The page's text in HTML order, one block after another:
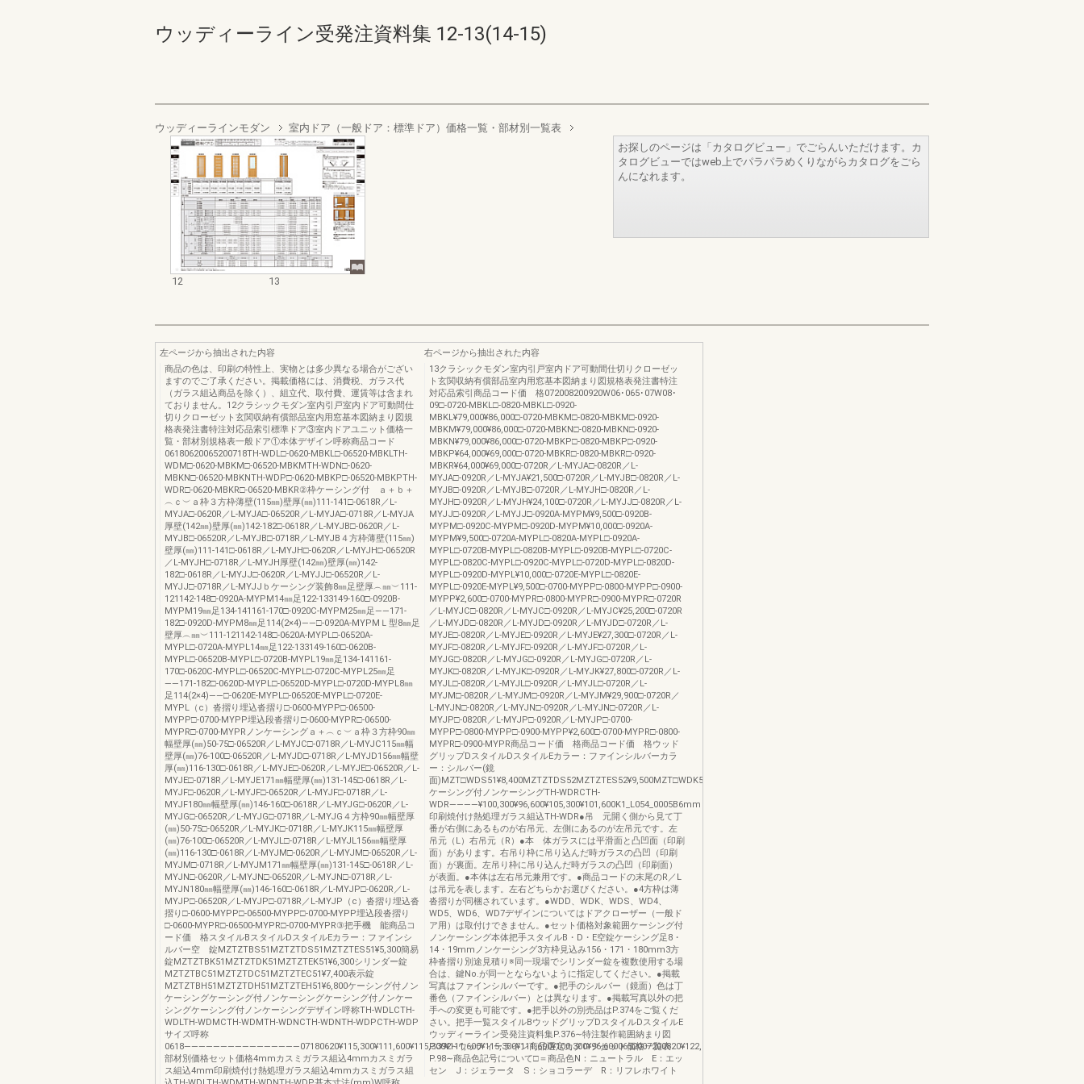
ウッディーライン受発注資料集 12-13(14-15)
ウッディーラインモダン 室内ドア（一般ドア：標準ドア）価格一覧・部材別一覧表
12 13
お探しのページは「カタログビュー」でごらんいただけます。カ
タログビューではweb上でパラパラめくりながらカタログをごら
んになれます。
左ページから抽出された内容
商品の色は、印刷の特性上、実物とは多少異なる場合がござい
ますのでご了承ください。掲載価格には、消費税、ガラス代
（ガラス組込商品を除く）、組立代、取付費、運賃等は含まれ
ておりません。12クラシックモダン室内引戸室内ドア可動間仕
切りクローゼット玄関収納有償部品室内用窓基本図納まり図規
格表発注書特注対応品索引標準ドア③室内ドアユニット価格一
覧・部材別規格表一般ドア①本体デザイン呼称商品コード
06180620065200718TH-WDL□-0620-MBKL□-06520-MBKLTH-
WDM□-0620-MBKM□-06520-MBKMTH-WDN□-0620-
MBKN□-06520-MBKNTH-WDP□-0620-MBKP□-06520-MBKPTH-
WDR□-0620-MBKR□-06520-MBKR②枠ケーシング付 ａ＋ｂ＋
︵ｃ︶ａ枠３方枠薄壁(115㎜)壁厚(㎜)111-141□-0618R／L-
MYJA□-0620R／L-MYJA□-06520R／L-MYJA□-0718R／L-MYJA
厚壁(142㎜)壁厚(㎜)142-182□-0618R／L-MYJB□-0620R／L-
MYJB□-06520R／L-MYJB□-0718R／L-MYJB４方枠薄壁(115㎜)
壁厚(㎜)111-141□-0618R／L-MYJH□-0620R／L-MYJH□-06520R
／L-MYJH□-0718R／L-MYJH厚壁(142㎜)壁厚(㎜)142-
182□-0618R／L-MYJJ□-0620R／L-MYJJ□-06520R／L-
MYJJ□-0718R／L-MYJJｂケーシング装飾8㎜足壁厚︵㎜︶111-
121142-148□-0920A-MYPM14㎜足122-133149-160□-0920B-
MYPM19㎜足134-141161-170□-0920C-MYPM25㎜足――171-
182□-0920D-MYPM8㎜足114(2×4)――□-0920A-MYPMＬ型8㎜足
壁厚︵㎜︶111-121142-148□-0620A-MYPL□-06520A-
MYPL□-0720A-MYPL14㎜足122-133149-160□-0620B-
MYPL□-06520B-MYPL□-0720B-MYPL19㎜足134-141161-
170□-0620C-MYPL□-06520C-MYPL□-0720C-MYPL25㎜足
――171-182□-0620D-MYPL□-06520D-MYPL□-0720D-MYPL8㎜
足114(2×4)――□-0620E-MYPL□-06520E-MYPL□-0720E-
MYPL（c）沓摺り埋込沓摺り□-0600-MYPP□-06500-
MYPP□-0700-MYPP埋込段沓摺り□-0600-MYPR□-06500-
MYPR□-0700-MYPRノンケーシングａ＋︵ｃ︶ａ枠３方枠90㎜
幅壁厚(㎜)50-75□-06520R／L-MYJC□-0718R／L-MYJC115㎜幅
壁厚(㎜)76-100□-06520R／L-MYJD□-0718R／L-MYJD156㎜幅壁
厚(㎜)116-130□-0618R／L-MYJE□-0620R／L-MYJE□-06520R／L-
MYJE□-0718R／L-MYJE171㎜幅壁厚(㎜)131-145□-0618R／L-
MYJF□-0620R／L-MYJF□-06520R／L-MYJF□-0718R／L-
MYJF180㎜幅壁厚(㎜)146-160□-0618R／L-MYJG□-0620R／L-
MYJG□-06520R／L-MYJG□-0718R／L-MYJG４方枠90㎜幅壁厚
(㎜)50-75□-06520R／L-MYJK□-0718R／L-MYJK115㎜幅壁厚
(㎜)76-100□-06520R／L-MYJL□-0718R／L-MYJL156㎜幅壁厚
(㎜)116-130□-0618R／L-MYJM□-0620R／L-MYJM□-06520R／L-
MYJM□-0718R／L-MYJM171㎜幅壁厚(㎜)131-145□-0618R／L-
MYJN□-0620R／L-MYJN□-06520R／L-MYJN□-0718R／L-
MYJN180㎜幅壁厚(㎜)146-160□-0618R／L-MYJP□-0620R／L-
MYJP□-06520R／L-MYJP□-0718R／L-MYJP（c）沓摺り埋込沓
摺り□-0600-MYPP□-06500-MYPP□-0700-MYPP埋込段沓摺り
□-0600-MYPR□-06500-MYPR□-0700-MYPR③把手機 能商品コ
ード価 格スタイルBスタイルDスタイルEカラー：ファインシ
ルバー空 錠MZTZTBS51MZTZTDS51MZTZTES51¥5,300簡易
錠MZTZTBK51MZTZTDK51MZTZTEK51¥6,300シリンダー錠
MZTZTBC51MZTZTDC51MZTZTEC51¥7,400表示錠
MZTZTBH51MZTZTDH51MZTZTEH51¥6,800ケーシング付ノン
ケーシングケーシング付ノンケーシングケーシング付ノンケー
シングケーシング付ノンケーシングデザイン呼称TH-WDLCTH-
WDLTH-WDMCTH-WDMTH-WDNCTH-WDNTH-WDPCTH-WDP
サイズ呼称
0618――――――――――――――――07180620¥115,300¥111,600¥115,300¥111,600¥115,300¥111,600¥100,300¥96,6000652007200820¥122,300¥118,600¥122,300¥118,600¥122,300¥118,600¥105,300¥101,6000920
部材別価格セット価格4mmカスミガラス組込4mmカスミガラ
ス組込4mm印刷焼付け熱処理ガラス組込4mmカスミガラス組
右ページから抽出された内容
13クラシックモダン室内引戸室内ドア可動間仕切りクローゼッ
ト玄関収納有償部品室内用窓基本図納まり図規格表発注書特注
対応品索引商品コード価 格072008200920W06･065･07W08･
09□-0720-MBKL□-0820-MBKL□-0920-
MBKL¥79,000¥86,000□-0720-MBKM□-0820-MBKM□-0920-
MBKM¥79,000¥86,000□-0720-MBKN□-0820-MBKN□-0920-
MBKN¥79,000¥86,000□-0720-MBKP□-0820-MBKP□-0920-
MBKP¥64,000¥69,000□-0720-MBKR□-0820-MBKR□-0920-
MBKR¥64,000¥69,000□-0720R／L-MYJA□-0820R／L-
MYJA□-0920R／L-MYJA¥21,500□-0720R／L-MYJB□-0820R／L-
MYJB□-0920R／L-MYJB□-0720R／L-MYJH□-0820R／L-
MYJH□-0920R／L-MYJH¥24,100□-0720R／L-MYJJ□-0820R／L-
MYJJ□-0920R／L-MYJJ□-0920A-MYPM¥9,500□-0920B-
MYPM□-0920C-MYPM□-0920D-MYPM¥10,000□-0920A-
MYPM¥9,500□-0720A-MYPL□-0820A-MYPL□-0920A-
MYPL□-0720B-MYPL□-0820B-MYPL□-0920B-MYPL□-0720C-
MYPL□-0820C-MYPL□-0920C-MYPL□-0720D-MYPL□-0820D-
MYPL□-0920D-MYPL¥10,000□-0720E-MYPL□-0820E-
MYPL□-0920E-MYPL¥9,500□-0700-MYPP□-0800-MYPP□-0900-
MYPP¥2,600□-0700-MYPR□-0800-MYPR□-0900-MYPR□-0720R
／L-MYJC□-0820R／L-MYJC□-0920R／L-MYJC¥25,200□-0720R
／L-MYJD□-0820R／L-MYJD□-0920R／L-MYJD□-0720R／L-
MYJE□-0820R／L-MYJE□-0920R／L-MYJE¥27,300□-0720R／L-
MYJF□-0820R／L-MYJF□-0920R／L-MYJF□-0720R／L-
MYJG□-0820R／L-MYJG□-0920R／L-MYJG□-0720R／L-
MYJK□-0820R／L-MYJK□-0920R／L-MYJK¥27,800□-0720R／L-
MYJL□-0820R／L-MYJL□-0920R／L-MYJL□-0720R／L-
MYJM□-0820R／L-MYJM□-0920R／L-MYJM¥29,900□-0720R／
L-MYJN□-0820R／L-MYJN□-0920R／L-MYJN□-0720R／L-
MYJP□-0820R／L-MYJP□-0920R／L-MYJP□-0700-
MYPP□-0800-MYPP□-0900-MYPP¥2,600□-0700-MYPR□-0800-
MYPR□-0900-MYPR商品コード価 格商品コード価 格ウッド
グリップDスタイルDスタイルEカラー：ファインシルバーカラ
ー：シルバー(鏡
面
ケーシング付ノンケーシングTH-WDRCTH-
WDR――――¥100,300¥96,600¥105,300¥101,600K1_L054_0005B6mm
印刷焼付け熱処理ガラス組込TH-WDR●吊 元開く側から見て丁
番が右側にあるものが右吊元、左側にあるのが左吊元です。左
吊元（L）右吊元（R）●本 体ガラスには平滑面と凸凹面（印刷
面）があります。右吊り枠に吊り込んだ時ガラスの凸凹（印刷
面）が裏面。左吊り枠に吊り込んだ時ガラスの凸凹（印刷面）
が表面。●本体は左右吊元兼用です。●商品コードの末尾のR／L
は吊元を表します。左右どちらかお選びください。●4方枠は薄
沓摺りが同梱されています。●WDD、WDK、WDS、WD4、
WD5、WD6、WD7デザインについてはドアクローザー（一般ド
ア用）は取付けできません。●セット価格対象範囲ケーシング付
ノンケーシング本体把手スタイルB・D・E空錠ケーシング足8・
14・19mmノンケーシング3方枠見込み156・171・180mm3方
枠沓摺り別途見積り※同一現場でシリンダー錠を複数使用する場
合は、鍵No.が同一とならないように指定してください。●掲載
写真はファインシルバーです。●把手のシルバー（鏡面）色は丁
番色（ファインシルバー）とは異なります。●掲載写真以外の把
手への変更も可能です。●把手以外の別売品はP.374をご覧くだ
さい。把手一覧スタイルBウッドグリップDスタイルDスタイルE
ウッディーライン受発注資料集P.376∼特注製作範囲納まり図
P.392∼ウッディーライン商品選定カタログセット価格一覧表
P.98∼商品色記号について□＝商品色N：ニュートラル E：エッ
セン J：ジェラータ S：ショコラーデ R：リフレホワイト